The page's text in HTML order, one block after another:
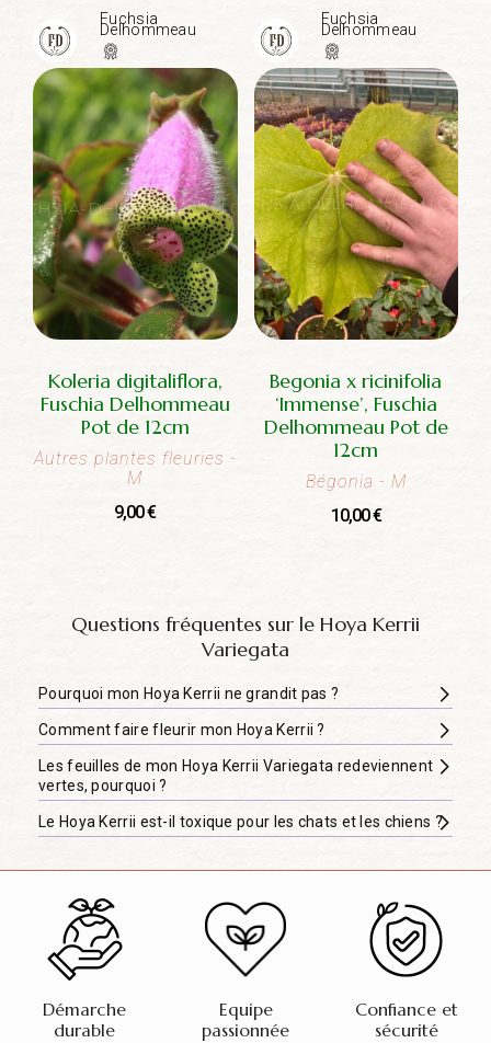
Fuchsia
Delhommeau
Koleria digitaliflora,
Fuschia Delhommeau
Pot de 12cm
Autres plantes fleuries -
M
9,00€
Fuchsia
Delhommeau
Begonia x ricinifolia
‘Immense’, Fuschia
Delhommeau Pot de
12cm
Bégonia - M
10,00€
Questions fréquentes sur le Hoya Kerrii
Variegata
Pourquoi mon Hoya Kerrii ne grandit pas ?
Comment faire fleurir mon Hoya Kerrii ?
Les feuilles de mon Hoya Kerrii Variegata redeviennent
vertes, pourquoi ?
Le Hoya Kerrii est-il toxique pour les chats et les chiens ?
Démarche
durable
Equipe
passionnée
Confiance et
sécurité